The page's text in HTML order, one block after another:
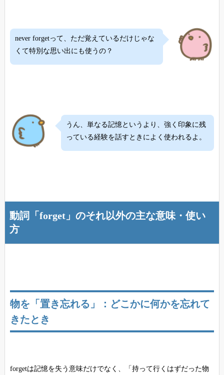
never forgetって、ただ覚えているだけじゃな
くて特別な思い出にも使うの？
うん、単なる記憶というより、強く印象に残
っている経験を話すときによく使われるよ。
動詞「forget」のそれ以外の主な意味・使い
方
物を「置き忘れる」：どこかに何かを忘れて
きたとき
forgetは記憶を失う意味だけでなく、「持って行くはずだった物